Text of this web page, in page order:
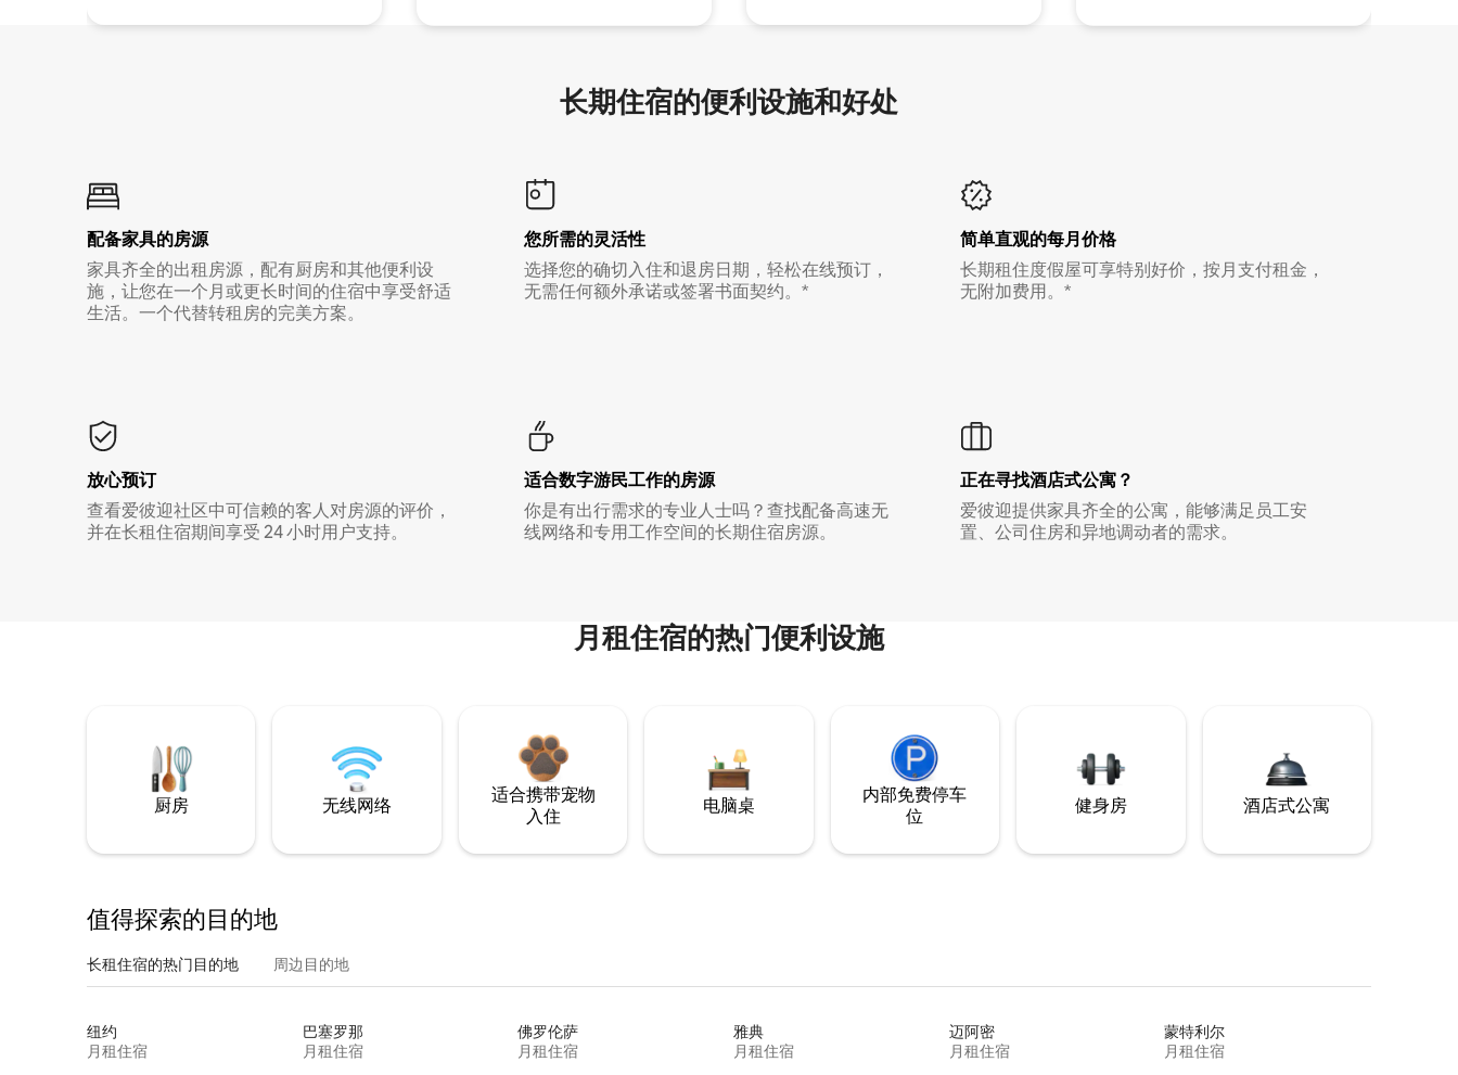
长期住宿的便利设施和好处
配备家具的房源
家具齐全的出租房源，配有厨房和其他便利设
施，让您在一个月或更长时间的住宿中享受舒适
生活。一个代替转租房的完美方案。
您所需的灵活性
选择您的确切入住和退房日期，轻松在线预订，
无需任何额外承诺或签署书面契约。*
简单直观的每月价格
长期租住度假屋可享特别好价，按月支付租金，
无附加费用。*
放心预订
查看爱彼迎社区中可信赖的客人对房源的评价，
并在长租住宿期间享受 24 小时用户支持。
适合数字游民工作的房源
你是有出行需求的专业人士吗？查找配备高速无
线网络和专用工作空间的长期住宿房源。
正在寻找酒店式公寓？
爱彼迎提供家具齐全的公寓，能够满足员工安
置、公司住房和异地调动者的需求。
月租住宿的热门便利设施
厨房 无线网络
适合携带宠物
入住
电脑桌
内部免费停车
位
健身房 酒店式公寓
值得探索的目的地
长租住宿的热门目的地 周边目的地
纽约
月租住宿
巴塞罗那
月租住宿
佛罗伦萨
月租住宿
雅典
月租住宿
迈阿密
月租住宿
蒙特利尔
月租住宿